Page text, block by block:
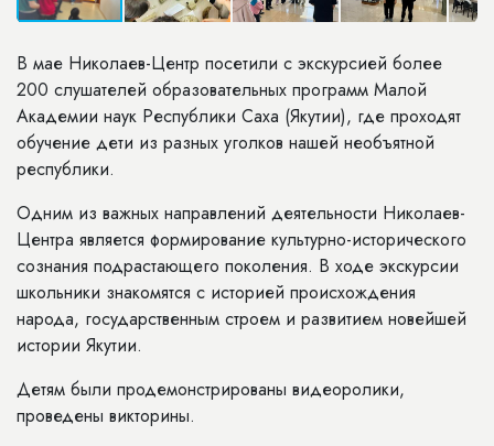
В мае Николаев-Центр посетили с экскурсией более
200 слушателей образовательных программ Малой
Академии наук Республики Саха (Якутии), где проходят
обучение дети из разных уголков нашей необъятной
республики.
Одним из важных направлений деятельности Николаев-
Центра является формирование культурно-исторического
сознания подрастающего поколения. В ходе экскурсии
школьники знакомятся с историей происхождения
народа, государственным строем и развитием новейшей
истории Якутии.
Детям были продемонстрированы видеоролики,
проведены викторины.